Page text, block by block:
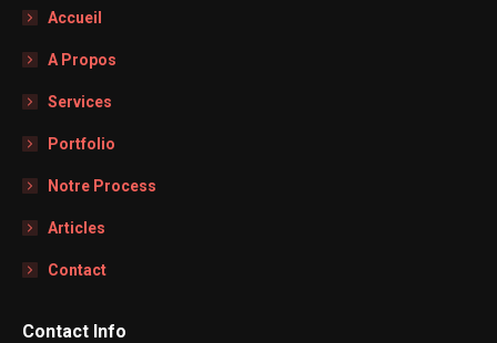
Accueil
A Propos
Services
Portfolio
Notre Process
Articles
Contact
Contact Info